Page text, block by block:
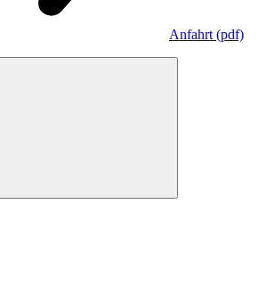
Anfahrt (pdf)